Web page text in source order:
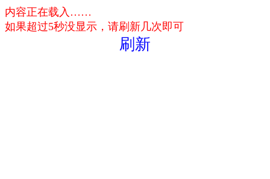
内容正在载入……
如果超过5秒没显示，请刷新几次即可
刷新